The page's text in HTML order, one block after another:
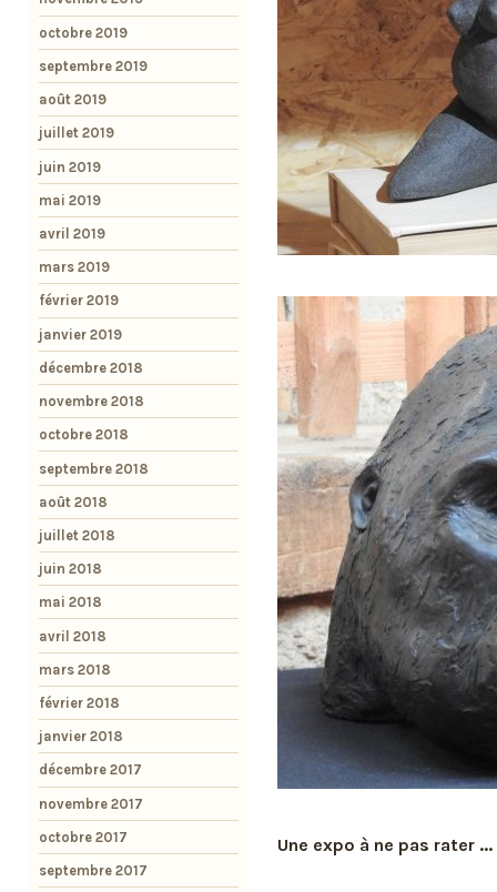
Une expo à ne pas rater
octobre 2019
septembre 2019
août 2019
juillet 2019
juin 2019
mai 2019
avril 2019
mars 2019
février 2019
janvier 2019
décembre 2018
novembre 2018
octobre 2018
septembre 2018
août 2018
juillet 2018
juin 2018
mai 2018
avril 2018
mars 2018
février 2018
janvier 2018
décembre 2017
novembre 2017
octobre 2017
septembre 2017